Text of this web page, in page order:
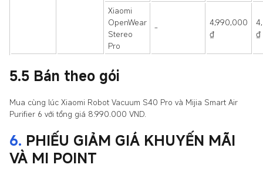
Xiaomi
OpenWear
Stereo
Pro
-
4,990,000
₫
₫
5.5 Bán theo gói
Mua cùng lúc Xiaomi Robot Vacuum S40 Pro và Mijia Smart Air
Purifier 6 với tổng giá 8.990.000 VND.
6. PHIẾU GIẢM GIÁ KHUYẾN MÃI
VÀ MI POINT